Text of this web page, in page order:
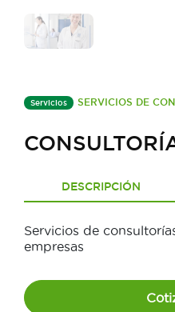
Servicios SERVICIOS DE
DESCRIPCIÓN
Servicios de
empresas